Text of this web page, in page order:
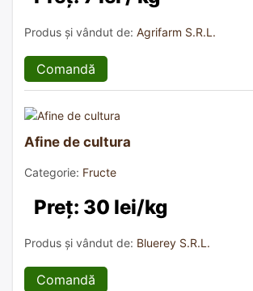
Produs și vândut de: Agrifarm S.R.L.
Comandă
Afine de cultura
Categorie: Fructe
Preț: 30 lei/kg
Produs și vândut de: Bluerey S.R.L.
Comandă